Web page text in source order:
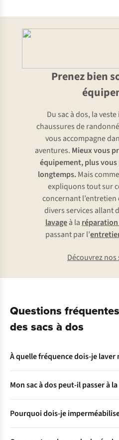
Prenez bien
Du sac à dos, la
chaussures de
vous accompagne
aventures. Mieux vous
équipement, plus
longtemps.Mais
expliquons tout sur
concernant
divers services allant
lavageà la
passant par l’
Découvrez nos
Questions
des sacs à dos
À quelle fréquence dois-je laver
zones sales à l’aide d’un chiffon.
2 fois par an, par exemple
éliminer la boue, le sel, les
Mon sac à dos peut-il passer à
machine. Les mouvements du
sérieusement endommager ou
Pourquoi dois-je